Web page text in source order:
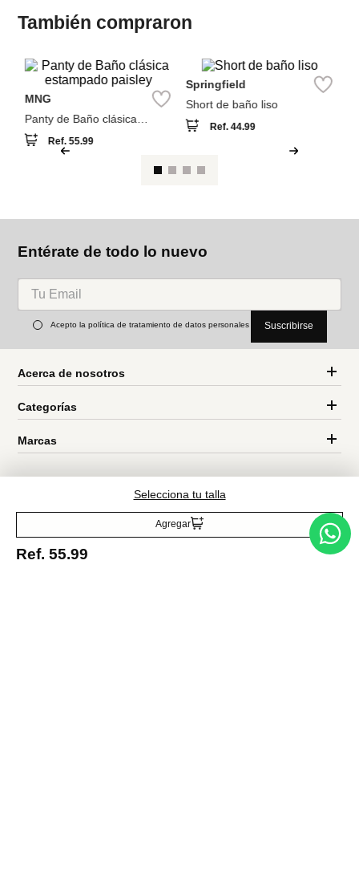
Selecciona tu talla
Agregar
Ref. 55.99
Ver reseña
También compraron
MNG
Panty de Baño clásica
estampado paisley
Ref.55.99
Short de baño liso
Ref.44.99
Entérate de todo lo nuevo
Acepto la política de tratamiento de datos personales Suscribirse
Acerca de nosotros